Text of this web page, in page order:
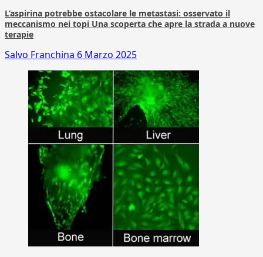
L’aspirina potrebbe ostacolare le metastasi: osservato il
meccanismo nei topi Una scoperta che apre la strada a nuove
terapie
Salvo Franchina 6 Marzo 2025